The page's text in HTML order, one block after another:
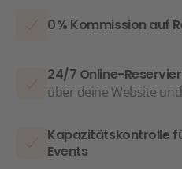
0 % Kommission auf
24/7 Online-
über deine Website
Kapazitätskontrolle
Events